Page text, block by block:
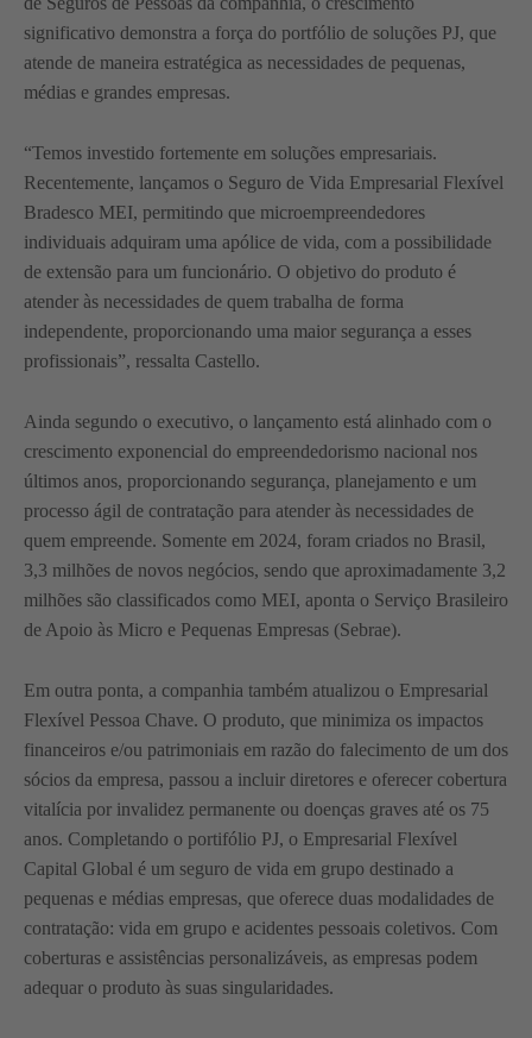
significativo demonstra a força do portfólio de soluções PJ, que
atende de maneira estratégica as necessidades de pequenas,
médias e grandes empresas.
“Temos investido fortemente em soluções empresariais.
Recentemente, lançamos o Seguro de Vida Empresarial Flexível
Bradesco MEI, permitindo que microempreendedores
individuais adquiram uma apólice de vida, com a possibilidade
de extensão para um funcionário. O objetivo do produto é
atender às necessidades de quem trabalha de forma
independente, proporcionando uma maior segurança a esses
profissionais”, ressalta Castello.
Ainda segundo o executivo, o lançamento está alinhado com o
crescimento exponencial do empreendedorismo nacional nos
últimos anos, proporcionando segurança, planejamento e um
processo ágil de contratação para atender às necessidades de
quem empreende. Somente em 2024, foram criados no Brasil,
3,3 milhões de novos negócios, sendo que aproximadamente 3,2
milhões são classificados como MEI, aponta o Serviço Brasileiro
de Apoio às Micro e Pequenas Empresas (Sebrae).
Em outra ponta, a companhia também atualizou o Empresarial
Flexível Pessoa Chave. O produto, que minimiza os impactos
financeiros e/ou patrimoniais em razão do falecimento de um dos
sócios da empresa, passou a incluir diretores e oferecer cobertura
vitalícia por invalidez permanente ou doenças graves até os 75
anos. Completando o portifólio PJ, o Empresarial Flexível
Capital Global é um seguro de vida em grupo destinado a
pequenas e médias empresas, que oferece duas modalidades de
contratação: vida em grupo e acidentes pessoais coletivos. Com
coberturas e assistências personalizáveis, as empresas podem
adequar o produto às suas singularidades.